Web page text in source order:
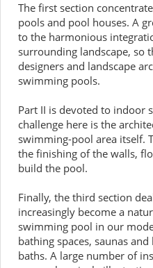
The first section
pools and pool houses. A
to the harmonious
surrounding landscape, so
designers and landscape
swimming pools.
Part II is devoted to indoor
challenge here is the
swimming-pool area itself.
the finishing of the walls,
build the pool.
Finally, the third section
increasingly become a
swimming pool in our
bathing spaces, saunas
baths. A large number of